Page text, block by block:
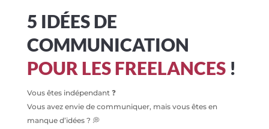
5 IDÉES DE
COMMUNICATION
POUR LES FREELANCES!
Vous êtes indépendant ❓
Vous avez envie de communiquer, mais vous êtes en
manque d’idées ? 💭